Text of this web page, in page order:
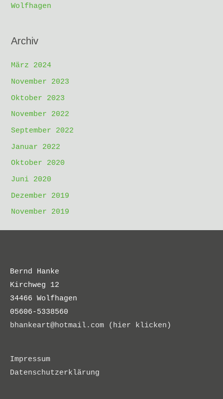
Wolfhagen
Archiv
März 2024
November 2023
Oktober 2023
November 2022
September 2022
Januar 2022
Oktober 2020
Juni 2020
Dezember 2019
November 2019
Bernd Hanke
Kirchweg 12
34466 Wolfhagen
05606-5338560
bhankeart@hotmail.com (hier klicken)
Impressum
Datenschutzerklärung